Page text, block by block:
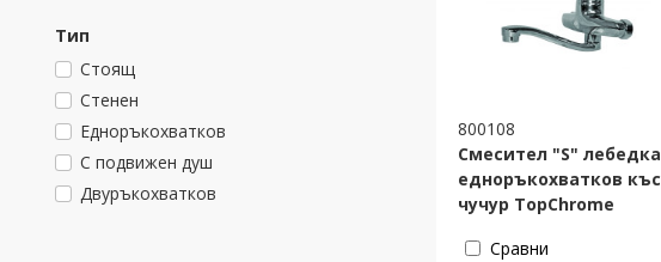
Тип
Стоящ
Стенен
Eдноръкоxватков
С подвижен душ
Двуръкоxватков
800108
Смесител "S" лебедка
едноръкохватков къс
чучур TopChrome
Сравни